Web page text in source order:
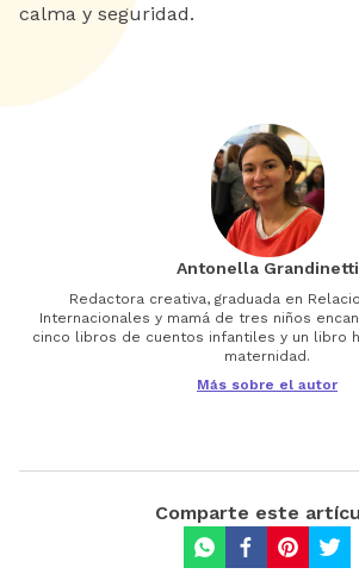
calma y seguridad.
Antonella Grandinetti
Redactora creativa, graduada en
Internacionales y mamá de tres niños
cinco libros de cuentos infantiles y un libro
maternidad.
Más sobre el autor
Comparte este